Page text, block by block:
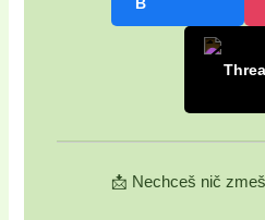
📩 Nechceš nič